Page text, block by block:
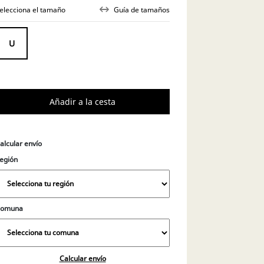
el tamaño Guía de tamaños
envío
Calcular envío